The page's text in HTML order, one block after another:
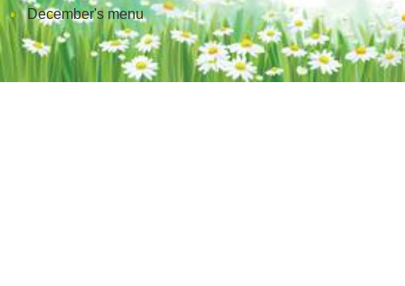
December's menu